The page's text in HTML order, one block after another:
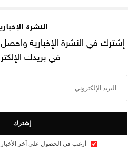
النشرة
إشترك في النشرة الإخبارية واحصل
في بريدك
إشترك
أرغب في الحصول على آخر